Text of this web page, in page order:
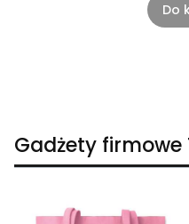
Do
Gadżety firmowe